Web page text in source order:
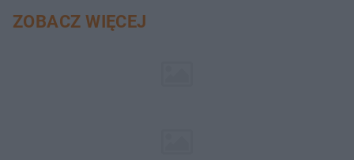
ZOBACZ WIĘCEJ